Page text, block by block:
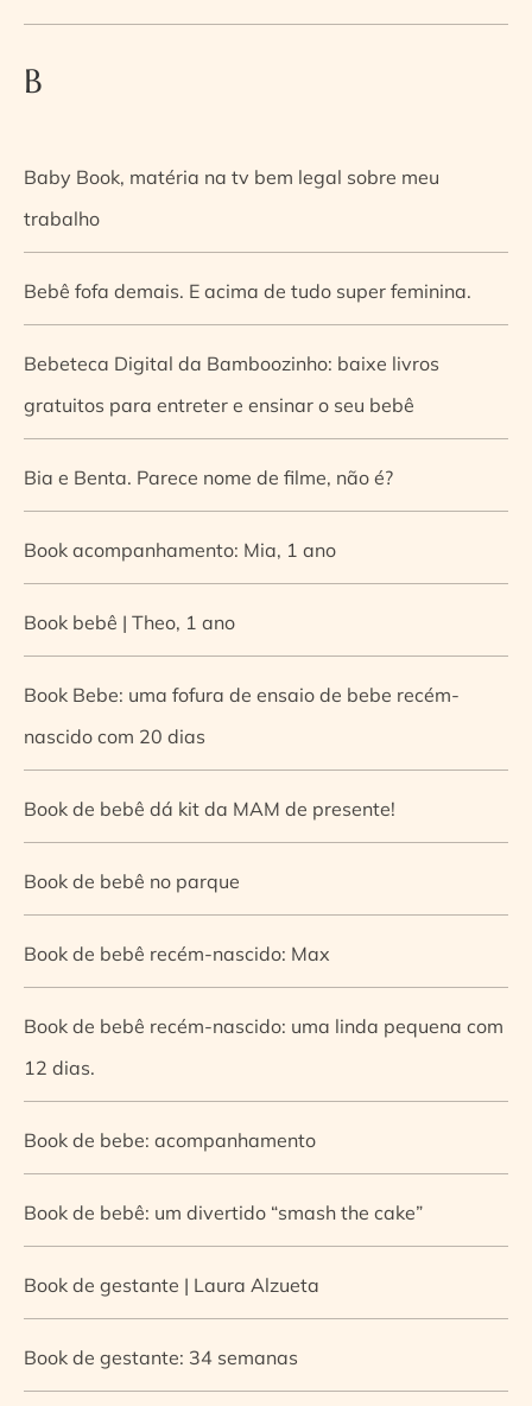
B
Baby Book, matéria na tv bem legal sobre meu
trabalho
Bebê fofa demais. E acima de tudo super feminina.
Bebeteca Digital da Bamboozinho: baixe livros
gratuitos para entreter e ensinar o seu bebê
Bia e Benta. Parece nome de filme, não é?
Book acompanhamento: Mia, 1 ano
Book bebê | Theo, 1 ano
Book Bebe: uma fofura de ensaio de bebe recém-
nascido com 20 dias
Book de bebê dá kit da MAM de presente!
Book de bebê no parque
Book de bebê recém-nascido: Max
Book de bebê recém-nascido: uma linda pequena com
12 dias.
Book de bebe: acompanhamento
Book de bebê: um divertido “smash the cake”
Book de gestante | Laura Alzueta
Book de gestante: 34 semanas